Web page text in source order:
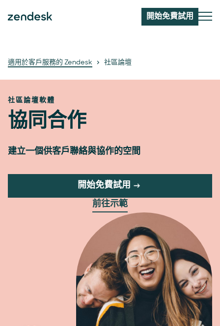
開始免費試用
適用於客戶服務的 Zendesk 社區論壇
社區論壇軟體
協同合作
建立一個供客戶聯絡與協作的空間
開始免費試用
前往示範